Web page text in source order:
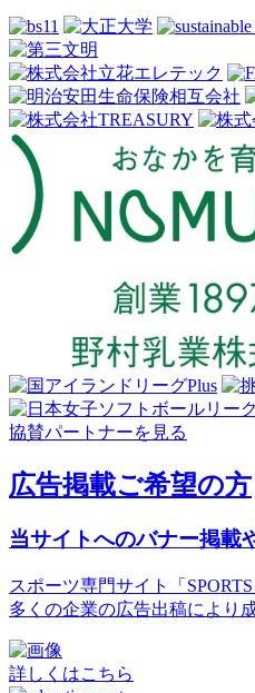
協賛パートナーを見る
広告掲載ご希望の方
当サイトへのバナー掲載
スポーツ専門サイト「
多くの企業の広告出稿により
詳しくはこちら